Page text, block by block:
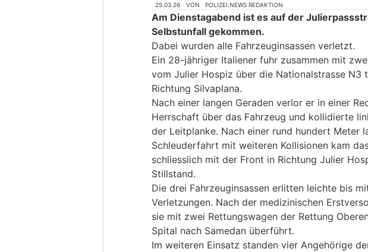
25.03.26 VON POLIZEI.NEWS REDAKTION
Am Dienstagabend ist es auf der
Selbstunfall gekommen.
Dabei wurden alle Fahrzeuginsassen verletzt.
Ein 28-jähriger Italiener fuhr zusammen mit
vom Julier Hospiz über die Nationalstrasse N3
Richtung Silvaplana.
Nach einer langen Geraden verlor er in einer
Herrschaft über das Fahrzeug und kollidierte
der Leitplanke. Nach einer rund hundert Meter
Schleuderfahrt mit weiteren Kollisionen kam
schliesslich mit der Front in Richtung Julier
Stillstand.
Die drei Fahrzeuginsassen erlitten leichte bis
Verletzungen. Nach der medizinischen
sie mit zwei Rettungswagen der Rettung
Spital nach Samedan überführt.
Im weiteren Einsatz standen vier Angehörige